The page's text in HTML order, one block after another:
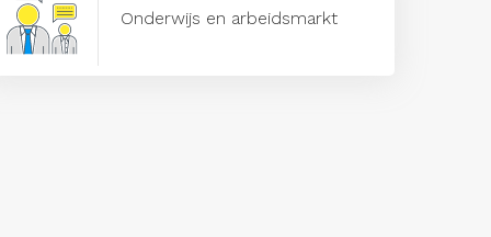
Onderwijs en arbeidsmarkt